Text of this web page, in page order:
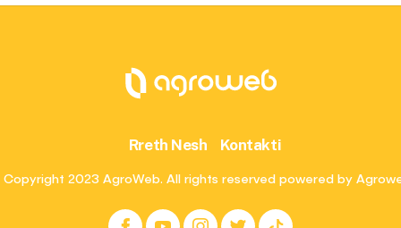
Rreth Nesh Kontakti
2023 AgroWeb. All rights reserved powered by